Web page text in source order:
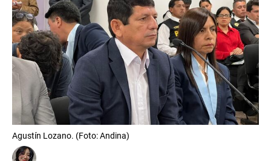
Agustín Lozano. (Foto: Andina)